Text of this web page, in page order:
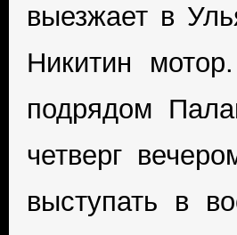
выезжает в
Никитин
подрядом
четверг
выступать в